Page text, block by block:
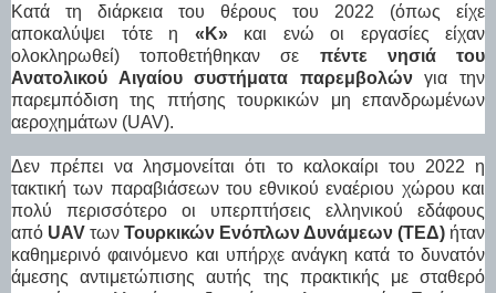
Κατά τη διάρκεια του θέρους του 2022 (όπως είχε
αποκαλύψει τότε η «Κ»και ενώ οι εργασίες είχαν
ολοκληρωθεί) τοποθετήθηκαν σε πέντε νησιά του
Ανατολικού Αιγαίου συστήματα παρεμβολώνγια την
παρεμπόδιση της πτήσης τουρκικών μη επανδρωμένων
αεροχημάτων (UAV).
Δεν πρέπει να λησμονείται ότι το καλοκαίρι του 2022 η
τακτική των παραβιάσεων του εθνικού εναέριου χώρου και
πολύ περισσότερο οι υπερπτήσεις ελληνικού εδάφους
από UAV των Τουρκικών Ενόπλων Δυνάμεων (ΤΕΔ) ήταν
καθημερινό φαινόμενο και υπήρχε ανάγκη κατά το δυνατόν
άμεσης αντιμετώπισης αυτής της πρακτικής με σταθερό